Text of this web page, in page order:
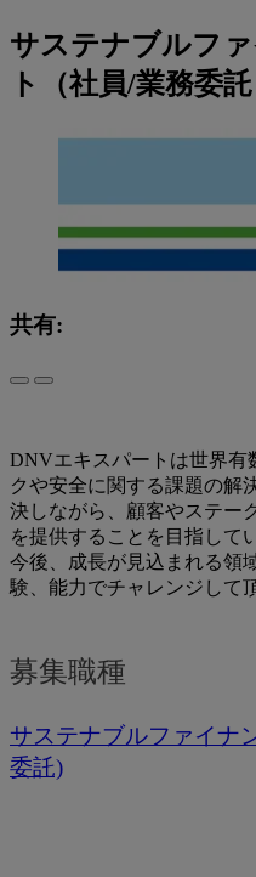
サステナブルフ
ト（社員/業務委託
共有:
DNVエキスパートは世界有
クや安全に関する課題の解
決しながら、顧客やステー
を提供することを目指して
今後、成長が見込まれる領
験、能力でチャレンジして
募集職種
サステナブルファイナ
委託)